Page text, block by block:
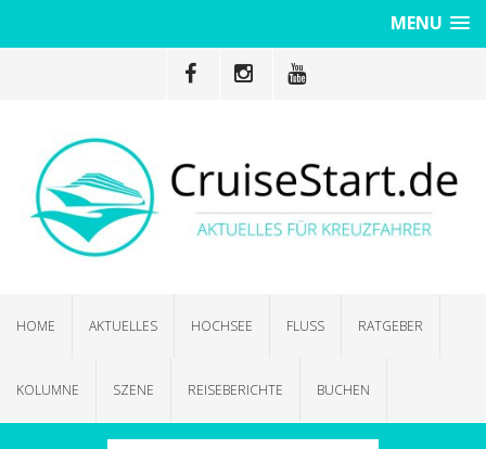
MENU
HOME AKTUELLES HOCHSEE FLUSS RATGEBER
KOLUMNE SZENE REISEBERICHTE BUCHEN